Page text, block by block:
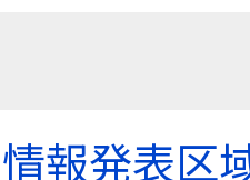
報発表区